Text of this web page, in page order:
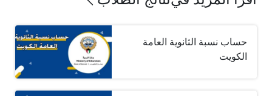
حساب نسبة الثانوية العامة
الكويت